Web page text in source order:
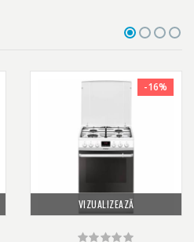
VIZUALIZEAZĂ
-16%